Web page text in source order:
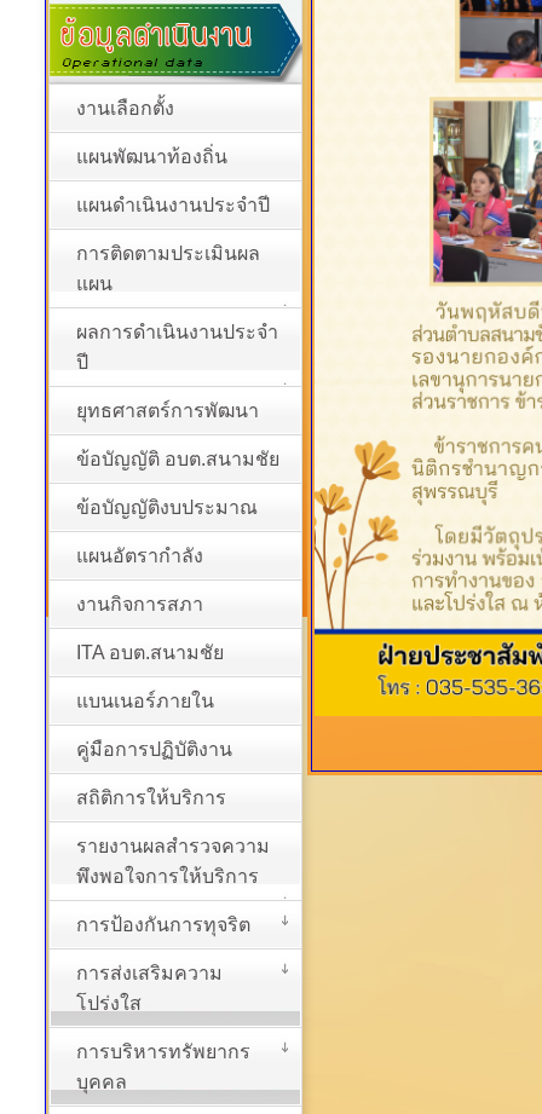
งานเลือกตั้ง
แผนพัฒนาท้องถิ่น
แผนดำเนินงานประจำปี
การติดตามประเมินผล
แผน
ผลการดำเนินงานประจำ
ปี
ยุทธศาสตร์การพัฒนา
ข้อบัญญัติ อบต.สนามชัย
ข้อบัญญัติงบประมาณ
แผนอัตรากำลัง
งานกิจการสภา
ITA อบต.สนามชัย
แบนเนอร์ภายใน
คู่มือการปฏิบัติงาน
สถิติการให้บริการ
รายงานผลสำรวจความ
พึงพอใจการให้บริการ
การป้องกันการทุจริต
การส่งเสริมความ
โปร่งใส
การบริหารทรัพยากร
บุคคล